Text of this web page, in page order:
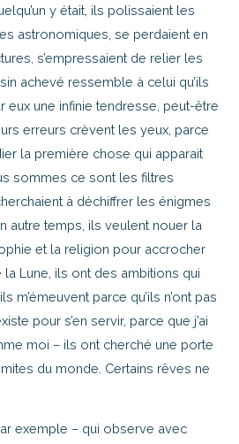
y était, ils polissaient les
astronomiques, se perdaient en
s’empressaient de relier les
achevé ressemble à celui qu’ils
eux une infinie tendresse, peut-être
erreurs crèvent les yeux, parce
la première chose qui apparait
sommes ce sont les filtres
à déchiffrer les énigmes
autre temps, ils veulent nouer la
et la religion pour accrocher
Lune, ils ont des ambitions qui
m’émeuvent parce qu’ils n’ont pas
pour s’en servir, parce que j’ai
moi – ils ont cherché une porte
du monde. Certains rêves ne
– qui observe avec